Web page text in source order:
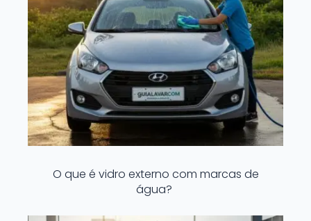
O que é vidro externo com marcas de
água?